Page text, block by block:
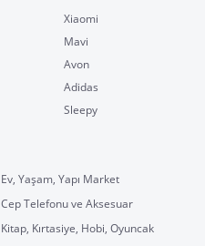
Xiaomi
Mavi
Avon
Adidas
Sleepy
Ev, Yaşam, Yapı Market
Cep Telefonu ve Aksesuar
Kitap, Kırtasiye, Hobi, Oyuncak